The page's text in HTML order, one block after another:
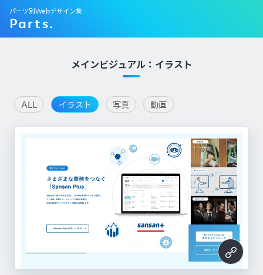
Parts.
パーツ別Webデザイン集
メインビジュアル：イラスト
ALL イラスト 写真 動画